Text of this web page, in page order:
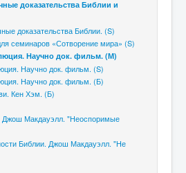
доказательства Библии и
доказательства Библии. (S)
семинаров «Сотворение мира» (S)
Научно док. фильм. (М)
Научно док. фильм. (S)
Научно док. фильм. (Б)
Кен Хэм. (Б)
Джош Макдауэлл. "Неоспоримые
Библии. Джош Макдауэлл. "Не